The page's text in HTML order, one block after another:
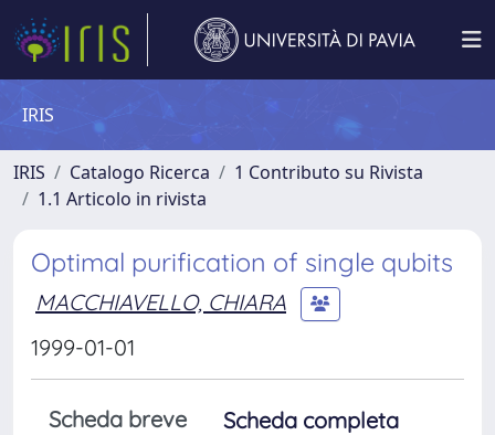
IRIS
IRIS Catalogo Ricerca
1 Contributo su Rivista
1.1 Articolo in rivista
Optimal purification of single qubits
MACCHIAVELLO, CHIARA
1999-01-01
Scheda breve
Scheda completa